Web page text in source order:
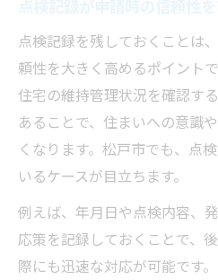
点検記録を残しておくことは
頼性を大きく高めるポイント
住宅の維持管理状況を確認す
あることで、住まいへの意識
くなります。松戸市でも、点
いるケースが目立ちます。
例えば、年月日や点検内容、
応策を記録しておくことで、
際にも迅速な対応が可能です